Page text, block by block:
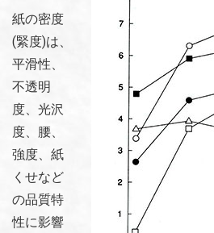
紙の密度
(緊度)は、
平滑性、
不透明
度、光沢
度、腰、
強度、紙
くせなど
の品質特
性に影響